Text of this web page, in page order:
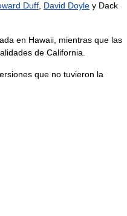
Duff David Doyle y Dack
en Hawaii, mientras que las
de California.
que no tuvieron la